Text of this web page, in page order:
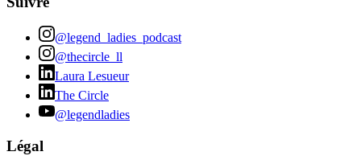
@legend_ladies_podcast
@thecircle_ll
Laura Lesueur
The Circle
@legendladies
Légal